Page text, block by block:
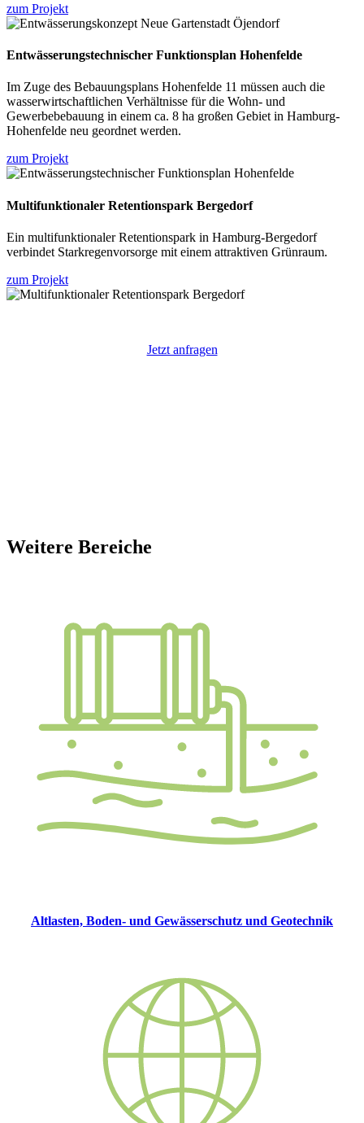
zum Projekt
Entwässerungstechnischer Funktionsplan Hohenfelde
Im Zuge des Bebauungsplans Hohenfelde 11 müssen auch die
wasserwirtschaftlichen Verhältnisse für die Wohn- und
Gewerbebebauung in einem ca. 8 ha großen Gebiet in Hamburg-
Hohenfelde neu geordnet werden.
zum Projekt
Multifunktionaler Retentionspark Bergedorf
Ein multifunktionaler Retentionspark in Hamburg-Bergedorf
verbindet Starkregenvorsorge mit einem attraktiven Grünraum.
zum Projekt
Jetzt anfragen
Weitere Bereiche
Altlasten, Boden- und Gewässerschutz und Geotechnik